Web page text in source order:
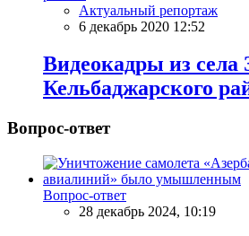
Актуальный репортаж
6 декабрь 2020 12:52
Видеокадры из села
Кельбаджарского
Вопрос-ответ
Вопрос-ответ
28 декабрь 2024, 10:19